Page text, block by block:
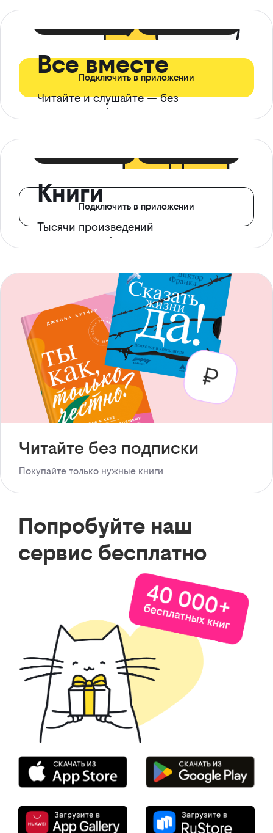
Все вместе
Читайте и слушайте — без
ограничений*
Подключить в приложении
Книги
Тысячи произведений
с доступом офлайн
Подключить в приложении
Читайте без подписки
Покупайте только нужные книги
Попробуйте наш
сервис бесплатно